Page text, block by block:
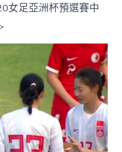
女足亞洲杯預選賽中